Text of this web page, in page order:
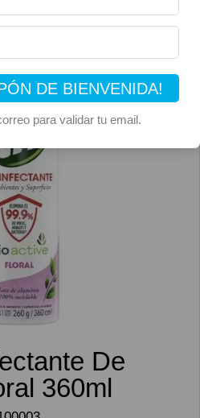
DE BIENVENIDA!
para validar tu email.
De
360ml